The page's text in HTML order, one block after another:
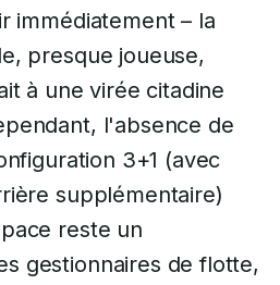
immédiatement – la
presque joueuse,
à une virée citadine
l'absence de
3+1 (avec
supplémentaire)
reste un
gestionnaires de flotte,